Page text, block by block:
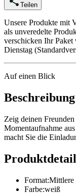
Teilen
Unsere Produkte mit
als unveredelte
verschicken Ihr Paket
Dienstag
Auf einen Blick
Beschreibung
Zeig deinen
Momentaufnahme
macht Sie die
Format:Mittlere
Farbe:weiß